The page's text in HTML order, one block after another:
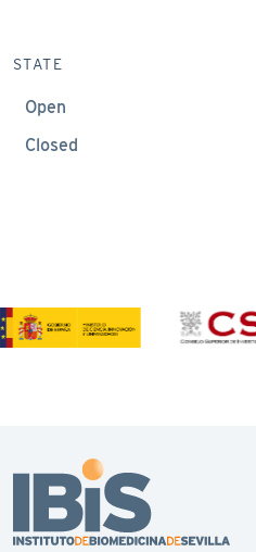
STATE
Open
Closed